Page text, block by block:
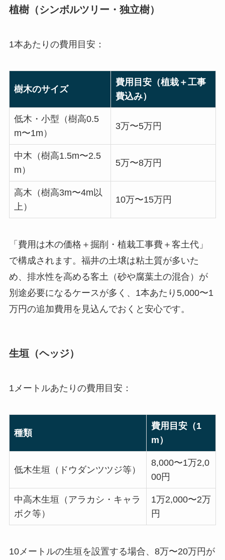
植樹（シンボルツリー・独立樹）
1本あたりの費用目安：
樹木のサイズ
費用目安（植栽＋工事
費込み）
低木・小型（樹高0.5
m〜1m）
3万〜5万円
中木（樹高1.5m〜2.5
m）
5万〜8万円
高木（樹高3m〜4m以
上）
10万〜15万円
「費用は木の価格＋掘削・植栽工事費＋客土代」
で構成されます。福井の土壌は粘土質が多いた
め、排水性を高める客土（砂や腐葉土の混合）が
別途必要になるケースが多く、1本あたり5,000〜1
万円の追加費用を見込んでおくと安心です。
生垣（ヘッジ）
1メートルあたりの費用目安：
種類
費用目安（1
m）
低木生垣（ドウダンツツジ等）
8,000〜1万2,0
00円
中高木生垣（アラカシ・キャラ
ボク等）
1万2,000〜2万
円
10メートルの生垣を設置する場合、8万〜20万円が